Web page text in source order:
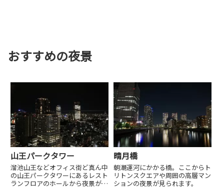
おすすめの夜景
山王パークタワー
溜池山王などオフィス街ど真ん中
の山王パークタワーにあるレスト
ランフロアのホールから夜景が見
晴月橋
朝潮運河にかかる橋。ここからト
リトンスクエアや周囲の高層マン
ションの夜景が見られます。